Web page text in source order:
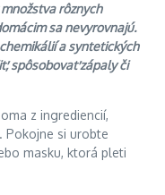
rôznych
sa nevyrovnajú.
a syntetických
spôsobovať zápaly či
z ingrediencií,
Pokojne si urobte
masku, ktorá pleti